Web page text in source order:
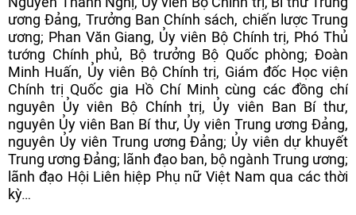
ương Đảng, Trưởng Ban Chính sách, chiến lược Trung
ương; Phan Văn Giang, Ủy viên Bộ Chính trị, Phó Thủ
tướng Chính phủ, Bộ trưởng Bộ Quốc phòng; Đoàn
Minh Huấn, Ủy viên Bộ Chính trị, Giám đốc Học viện
Chính trị Quốc gia Hồ Chí Minh cùng các đồng chí
nguyên Ủy viên Bộ Chính trị, Ủy viên Ban Bí thư,
nguyên Ủy viên Ban Bí thư, Ủy viên Trung ương Đảng,
nguyên Ủy viên Trung ương Đảng; Ủy viên dự khuyết
Trung ương Đảng; lãnh đạo ban, bộ ngành Trung ương;
lãnh đạo Hội Liên hiệp Phụ nữ Việt Nam qua các thời
kỳ…